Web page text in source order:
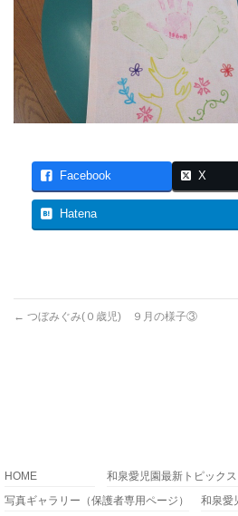
Facebook X
Hatena
← つぼみぐみ(０歳児) ９月の様子③
HOME 和泉愛児園最新トピック
写真ギャラリー（保護者専用ページ）
和泉愛